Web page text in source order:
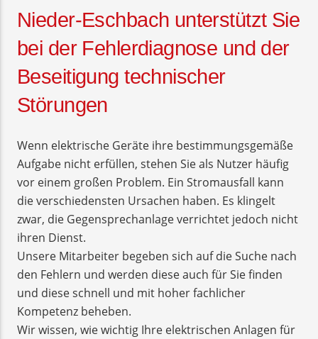
Nieder-Eschbach unterstützt Sie
bei der Fehlerdiagnose und der
Beseitigung technischer
Störungen
Wenn elektrische Geräte ihre bestimmungsgemäße
Aufgabe nicht erfüllen, stehen Sie als Nutzer häufig
vor einem großen Problem. Ein Stromausfall kann
die verschiedensten Ursachen haben. Es klingelt
zwar, die Gegensprechanlage verrichtet jedoch nicht
ihren Dienst.
Unsere Mitarbeiter begeben sich auf die Suche nach
den Fehlern und werden diese auch für Sie finden
und diese schnell und mit hoher fachlicher
Kompetenz beheben.
Wir wissen, wie wichtig Ihre elektrischen Anlagen für